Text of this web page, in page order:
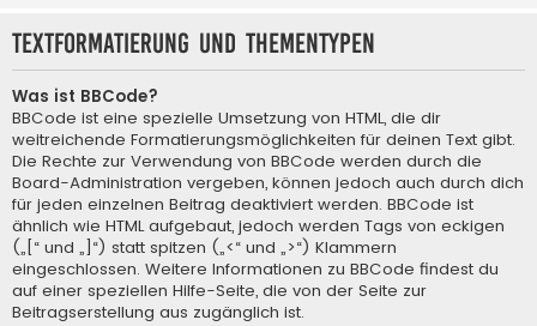
Textformatierung und Thementypen
Was ist BBCode?
BBCode ist eine spezielle Umsetzung von HTML, die dir
weitreichende Formatierungsmöglichkeiten für deinen Text gibt.
Die Rechte zur Verwendung von BBCode werden durch die
Board-Administration vergeben, können jedoch auch durch dich
für jeden einzelnen Beitrag deaktiviert werden. BBCode ist
ähnlich wie HTML aufgebaut, jedoch werden Tags von eckigen
(„[“ und „]“) statt spitzen („<“ und „>“) Klammern
eingeschlossen. Weitere Informationen zu BBCode findest du
auf einer speziellen Hilfe-Seite, die von der Seite zur
Beitragserstellung aus zugänglich ist.